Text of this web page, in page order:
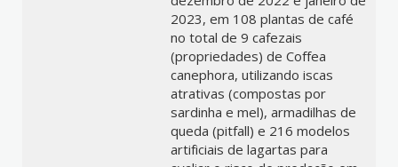
2023, em 108 plantas de café
no total de 9 cafezais
(propriedades) de Coffea
canephora, utilizando iscas
atrativas (compostas por
sardinha e mel), armadilhas de
queda (pitfall) e 216 modelos
artificiais de lagartas para